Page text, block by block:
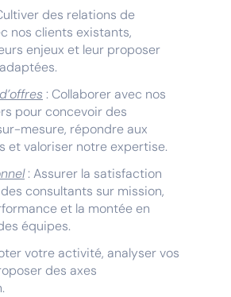
des relations de
nos clients existants,
enjeux et leur proposer
: Collaborer avec nos
pour concevoir des
mesure, répondre aux
et valoriser notre expertise.
: Assurer la satisfaction
consultants sur mission,
et la montée en
équipes.
votre activité, analyser vos
des axes